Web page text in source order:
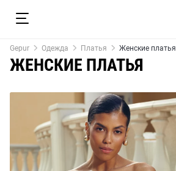
Gepur Одежда Платья Женские платья
ЖЕНСКИЕ ПЛАТЬЯ